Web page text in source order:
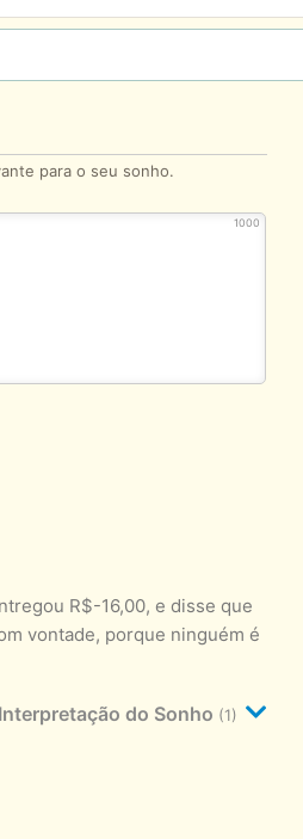
para o seu sonho.
1000
R$-16,00, e disse que
vontade, porque ninguém é
do Sonho (1)